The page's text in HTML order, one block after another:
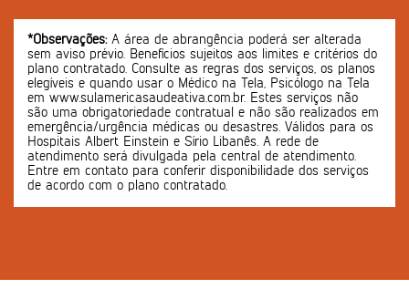
*Observações:A área de abrangência poderá ser alterada
sem aviso prévio. Benefícios sujeitos aos limites e critérios do
plano contratado. Consulte as regras dos serviços, os planos
elegíveis e quando usar o Médico na Tela, Psicólogo na Tela
em www.sulamericasaudeativa.com.br. Estes serviços não
são uma obrigatoriedade contratual e não são realizados em
emergência/urgência médicas ou desastres. Válidos para os
Hospitais Albert Einstein e Sírio Libanês. A rede de
atendimento será divulgada pela central de atendimento.
Entre em contato para conferir disponibilidade dos serviços
de acordo com o plano contratado.